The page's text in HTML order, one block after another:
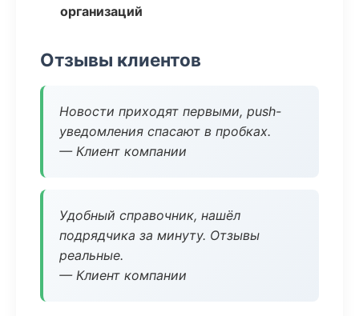
организаций
Отзывы клиентов
Новости приходят первыми, push-
уведомления спасают в пробках.
— Клиент компании
Удобный справочник, нашёл
подрядчика за минуту. Отзывы
реальные.
— Клиент компании